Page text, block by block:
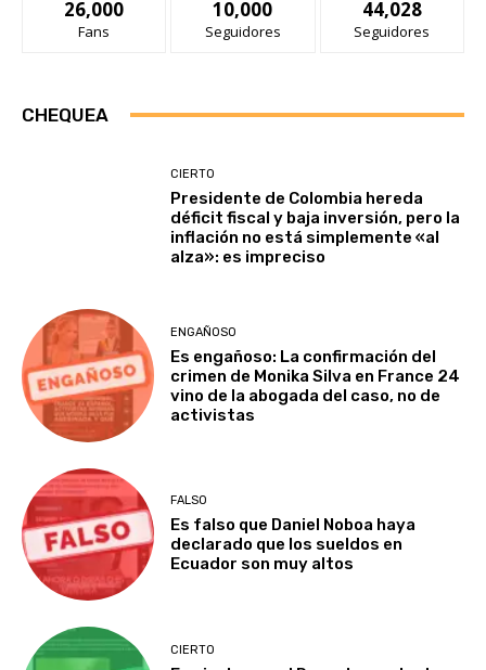
26,000
Fans
10,000
Seguidores
44,028
Seguidores
CHEQUEA
CIERTO
Presidente de Colombia hereda
déficit fiscal y baja inversión, pero la
inflación no está simplemente «al
alza»: es impreciso
ENGAÑOSO
Es engañoso: La confirmación del
crimen de Monika Silva en France 24
vino de la abogada del caso, no de
activistas
FALSO
Es falso que Daniel Noboa haya
declarado que los sueldos en
Ecuador son muy altos
CIERTO